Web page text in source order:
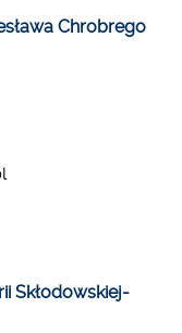
Chrobrego
Skłodowskiej-